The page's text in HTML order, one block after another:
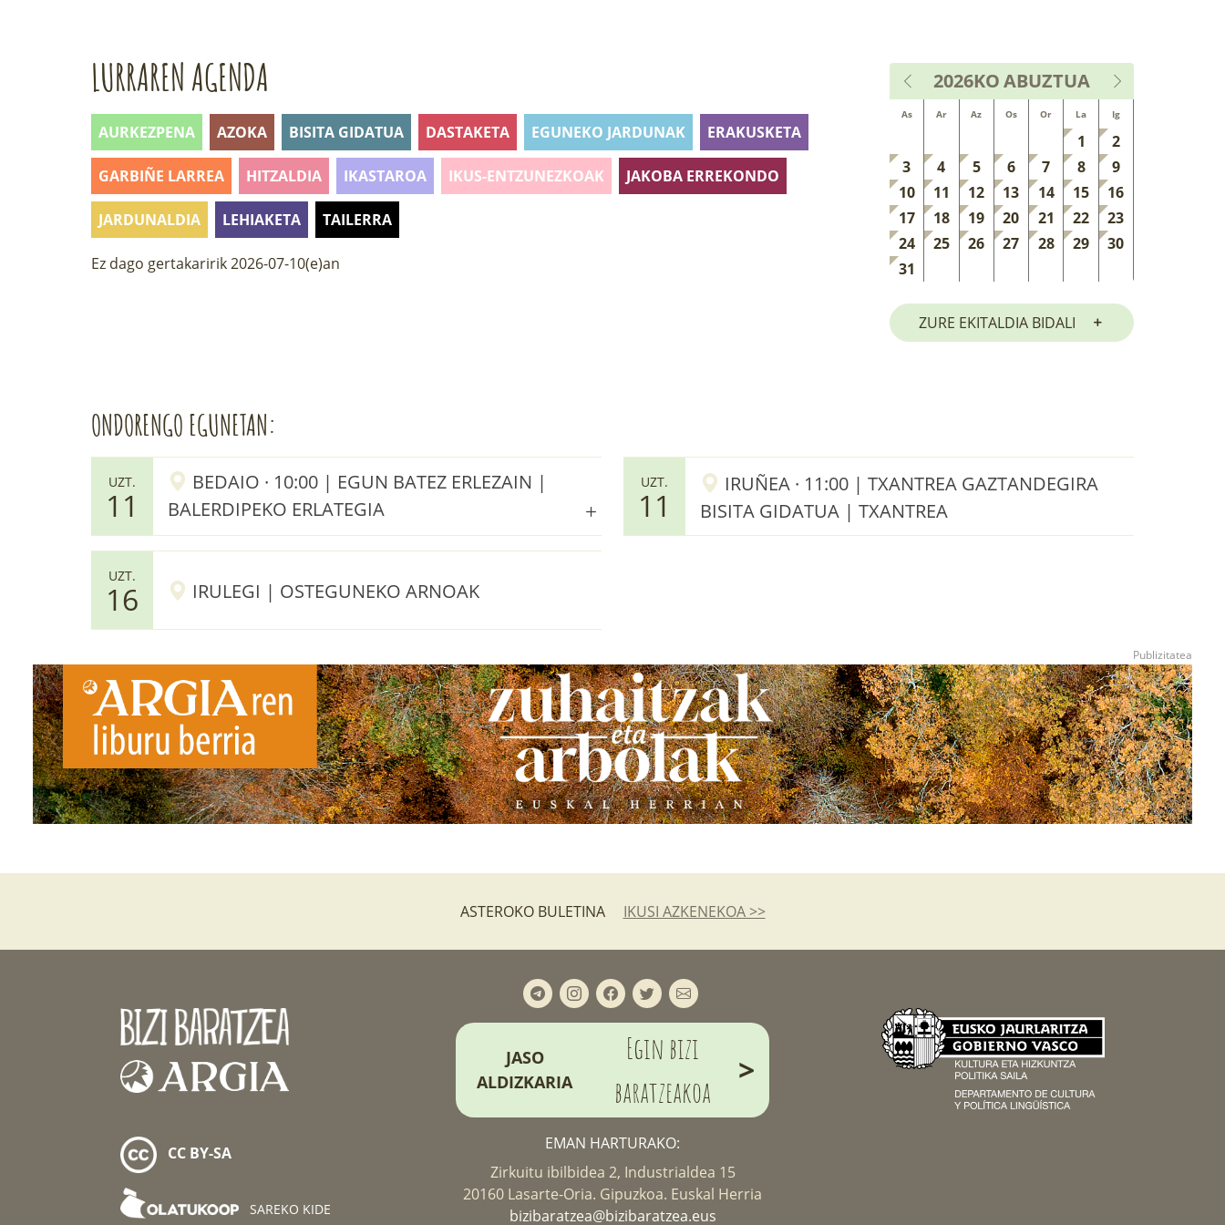
LURRAREN AGENDA
AURKEZPENA AZOKA BISITA GIDATUA DASTAKETA EGUNEKO JARDUNAK ERAKUSKETA
GARBIÑE LARREA HITZALDIA IKASTAROA IKUS-ENTZUNEZKOAK JAKOBA ERREKONDO
JARDUNALDIA LEHIAKETA TAILERRA
Ez dago gertakaririk 2026-07-10(e)an
2026KOABUZTUA
As Ar Az Os Or La Ig
1
2
3
4 5 6 7 8
9
10
11 12 13 14 15
16
17
18 19 20 21 22
23
24
25 26 27 28 29
30
31
ZURE EKITALDIA BIDALI
ONDORENGO EGUNETAN:
UZT.
11
BEDAIO · 10:00 | EGUN BATEZ ERLEZAIN |
BALERDIPEKO ERLATEGIA
UZT.
11
IRUÑEA · 11:00 | TXANTREA GAZTANDEGIRA
BISITA GIDATUA | TXANTREA
UZT.
16 IRULEGI | OSTEGUNEKO ARNOAK
ASTEROKO BULETINA IKUSI AZKENEKOA >>
CC BY-SA
SAREKO KIDE
JASO
ALDIZKARIA
Egin bizi
baratzeakoa
>
EMAN HARTURAKO:
Zirkuitu ibilbidea 2, Industrialdea 15
20160 Lasarte-Oria. Gipuzkoa. Euskal Herria
bizibaratzea@bizibaratzea.eus